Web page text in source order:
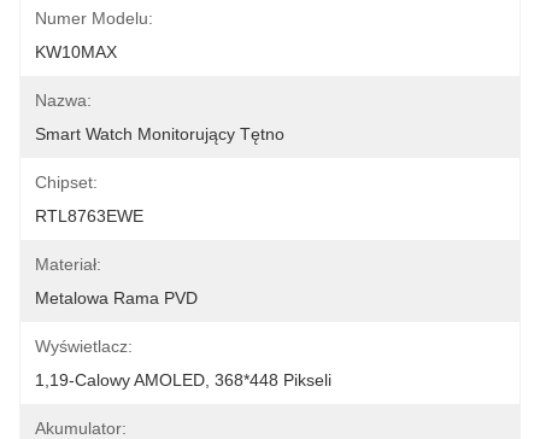
Numer Modelu:
KW10MAX
Nazwa:
Smart Watch Monitorujący Tętno
Chipset:
RTL8763EWE
Materiał:
Metalowa Rama PVD
Wyświetlacz:
1,19-Calowy AMOLED, 368*448 Pikseli
Akumulator: